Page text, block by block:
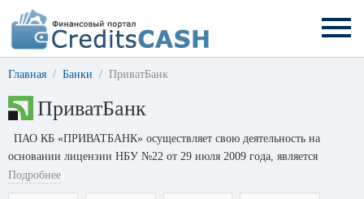
Главная Банки ПриватБанк
ПриватБанк
ПАО КБ «ПРИВАТБАНК» осуществляет свою деятельность на
основании лицензии НБУ №22 от 29 июля 2009 года, является
участником Фонда гарантирования вкладов физических лиц и имеет
соответствующее Свидетельство №104 от 6 ноября 2012 года.
Подробнее